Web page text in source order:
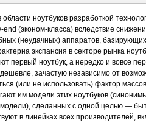
ноутбуков разработкой
(эконом-класса) вследствие
(неудачных) аппаратов,
экспансия в секторе рынка
первый ноутбук, а нередко и вовсе
зачастую независимо от
(или не использовать) фактор
им модели этих ноутбуков
модели), сделанных с одной целью —
в линейках всех производителей,